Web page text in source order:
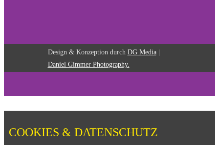
Design & Konzeption durch DG Media|
Daniel Gimmer Photography.
COOKIES & DATENSCHUTZ